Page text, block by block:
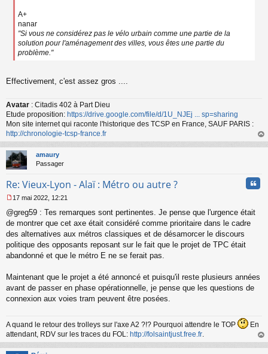
A+
nanar
"Si vous ne considérez pas le vélo urbain comme une partie de la
solution pour l'aménagement des villes, vous êtes une partie du
problème."
Effectivement, c'est assez gros ....
Avatar : Citadis 402 à Part Dieu
Etude proposition: https://drive.google.com/file/d/1U_NJEj ... sp=sharing
Mon site internet qui raconte l'historique des TCSP en France, SAUF PARIS :
http://chronologie-tcsp-france.fr
au
amaury
Passager
Re: Vieux-Lyon - Alaï : Métro ou autre ?
e
s
s
a
g
e
o
n
u
17 mai 2022, 12:21
@greg59 : Tes remarques sont pertinentes. Je pense que l'urgence était
de montrer que cet axe était considéré comme prioritaire dans le cadre
des alternatives aux métros classiques et de désamorcer le discours
politique des opposants reposant sur le fait que le projet de TPC était
abandonné et que le métro E ne se ferait pas.
Maintenant que le projet a été annoncé et puisqu'il reste plusieurs années
avant de passer en phase opérationnelle, je pense que les questions de
connexion aux voies tram peuvent être posées.
A quand le retour des trolleys sur l'axe A2 ?!? Pourquoi attendre le TOP
En
attendant, RDV sur les traces du FOL: http://folsaintjust.free.fr
au